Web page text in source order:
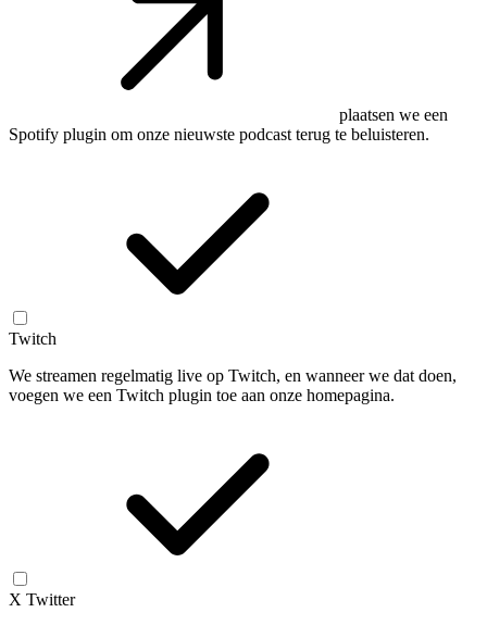
plaatsen we een
Spotify plugin om onze nieuwste podcast terug te beluisteren.
Twitch
We streamen regelmatig live op Twitch, en wanneer we dat doen,
voegen we een Twitch plugin toe aan onze homepagina.
X Twitter